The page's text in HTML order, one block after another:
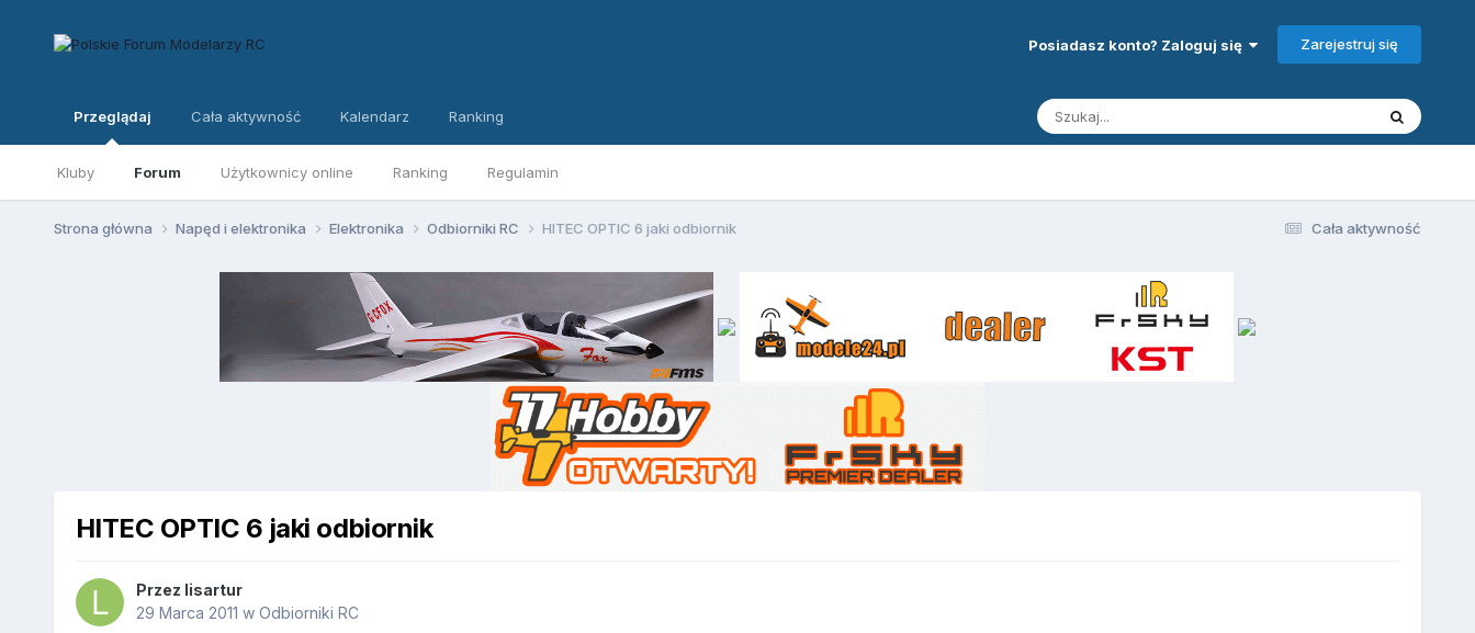
Posiadasz konto? Zaloguj się Zarejestruj się
Przeglądaj
Kluby Forum Użytkownicy online Ranking Regulamin
Cała aktywność Kalendarz Ranking
Cała aktywność
Strona główna Napęd i elektronika Elektronika Odbiorniki RC HITEC OPTIC 6 jaki odbiornik
HITEC OPTIC 6 jaki odbiornik
Przez lisartur
29 Marca 2011 w Odbiorniki RC